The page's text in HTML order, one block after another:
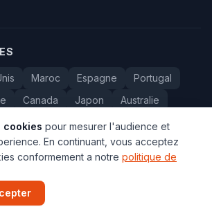
Maroc Espagne
Portugal
Canada Japon
Australie
Tunisie Belgique Drapeaux
du Monde. Tous droits reserves.
Confidentialite
cookies pour mesurer l'audience et
En continuant, vous acceptez
conformement a notre politique de